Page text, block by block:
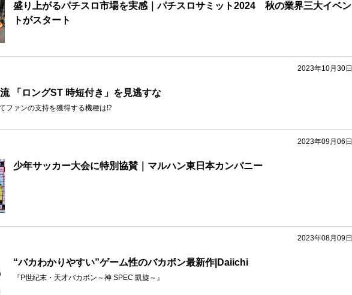
盛り上がるパチスロ市場を実感｜パチスロサミット2024 秋の業界三大イベン
トがスタート
2023年10月30日
「ロングST 時短付き」を見逃すな
ファンの支持を獲得する機種は⁉
2023年09月06日
少年サッカー大会に特別協賛｜マルハン東日本カンパニー
2023年08月09日
“バカわかりやすい”ゲーム性のバカボン最新作|Daiichi
『P世紀末・天才バカボン～神 SPEC 凱旋～』